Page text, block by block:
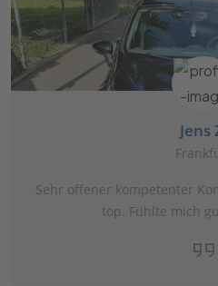
Jens
Sehr offener kompetenter
top. Fühlte mich